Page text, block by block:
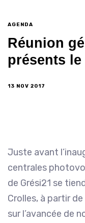
AGENDA
Réunion
présents le
13 NOV 2017
Juste avant
centrales
de Grési21 se
Crolles, à partir
sur l’avancée de